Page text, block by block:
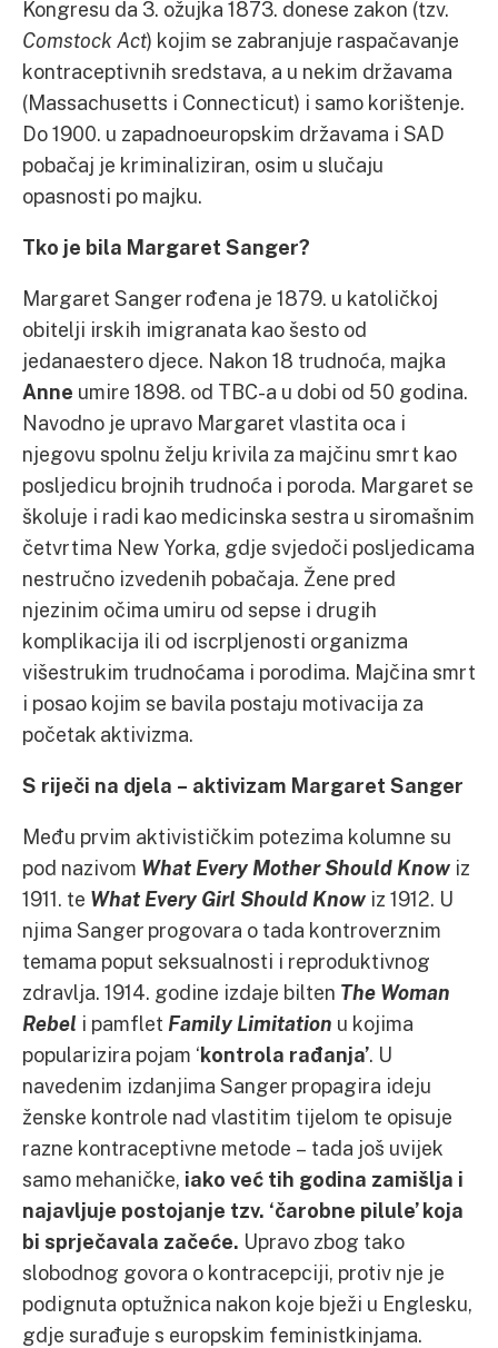
Kongresu da 3. ožujka 1873. donese zakon (tzv.
Comstock Act) kojim se zabranjuje raspačavanje
kontraceptivnih sredstava, a u nekim državama
(Massachusetts i Connecticut) i samo korištenje.
Do 1900. u zapadnoeuropskim državama i SAD
pobačaj je kriminaliziran, osim u slučaju
opasnosti po majku.
Tko je bila Margaret Sanger?
Margaret Sanger rođena je 1879. u katoličkoj
obitelji irskih imigranata kao šesto od
jedanaestero djece. Nakon 18 trudnoća, majka
Anne umire 1898. od TBC-a u dobi od 50 godina.
Navodno je upravo Margaret vlastita oca i
njegovu spolnu želju krivila za majčinu smrt kao
posljedicu brojnih trudnoća i poroda. Margaret se
školuje i radi kao medicinska sestra u siromašnim
četvrtima New Yorka, gdje svjedoči posljedicama
nestručno izvedenih pobačaja. Žene pred
njezinim očima umiru od sepse i drugih
komplikacija ili od iscrpljenosti organizma
višestrukim trudnoćama i porodima. Majčina smrt
i posao kojim se bavila postaju motivacija za
početak aktivizma.
S riječi na djela – aktivizam Margaret Sanger
Među prvim aktivističkim potezima kolumne su
pod nazivom What Every Mother Should Know iz
1911. te What Every Girl Should Know iz 1912. U
njima Sanger progovara o tada kontroverznim
temama poput seksualnosti i reproduktivnog
zdravlja. 1914. godine izdaje bilten The Woman
Rebel i pamflet Family Limitation u kojima
popularizira pojam ‘kontrola rađanja’. U
navedenim izdanjima Sanger propagira ideju
ženske kontrole nad vlastitim tijelom te opisuje
razne kontraceptivne metode – tada još uvijek
samo mehaničke, iako već tih godina zamišlja i
najavljuje postojanje tzv. ‘čarobne pilule’ koja
bi sprječavala začeće. Upravo zbog tako
slobodnog govora o kontracepciji, protiv nje je
podignuta optužnica nakon koje bježi u Englesku,
gdje surađuje s europskim feministkinjama.